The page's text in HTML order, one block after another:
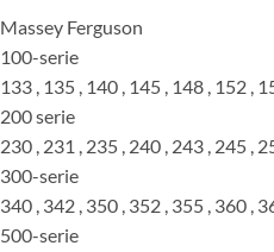
Massey Ferguson
100-serie
133 , 135 , 140 , 145 , 148 , 152 ,
200 serie
230 , 231 , 235 , 240 , 243 , 245 ,
300-serie
340 , 342 , 350 , 352 , 355 , 360 ,
500-serie